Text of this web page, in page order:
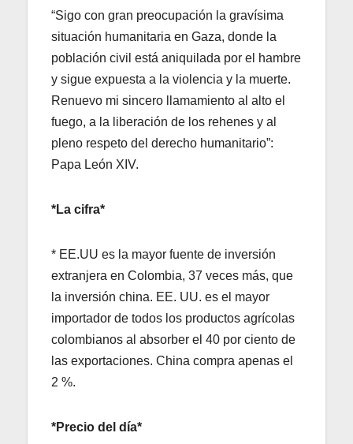
“Sigo con gran preocupación la gravísima
situación humanitaria en Gaza, donde la
población civil está aniquilada por el hambre
y sigue expuesta a la violencia y la muerte.
Renuevo mi sincero llamamiento al alto el
fuego, a la liberación de los rehenes y al
pleno respeto del derecho humanitario”:
Papa León XIV.
*La cifra*
* EE.UU es la mayor fuente de inversión
extranjera en Colombia, 37 veces más, que
la inversión china. EE. UU. es el mayor
importador de todos los productos agrícolas
colombianos al absorber el 40 por ciento de
las exportaciones. China compra apenas el
2 %.
*Precio del día*